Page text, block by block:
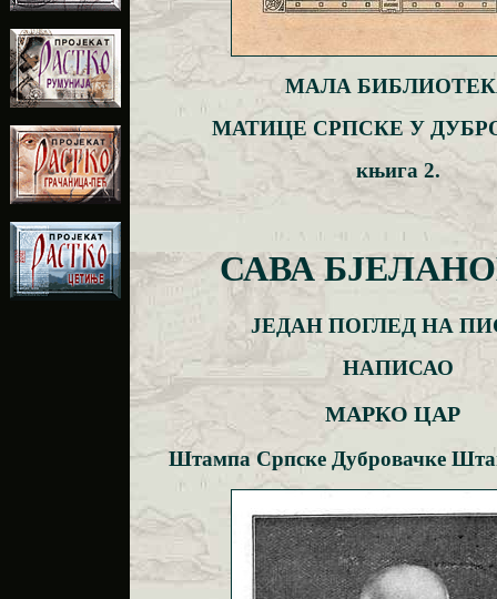
МАЛА
МАТИЦЕ СРПСКЕ У
књига 2.
САВА
ЈЕДАН ПОГЛЕД НА
НАПИСАО
МАРКО ЦАР
Штампа Српске Дубровачке